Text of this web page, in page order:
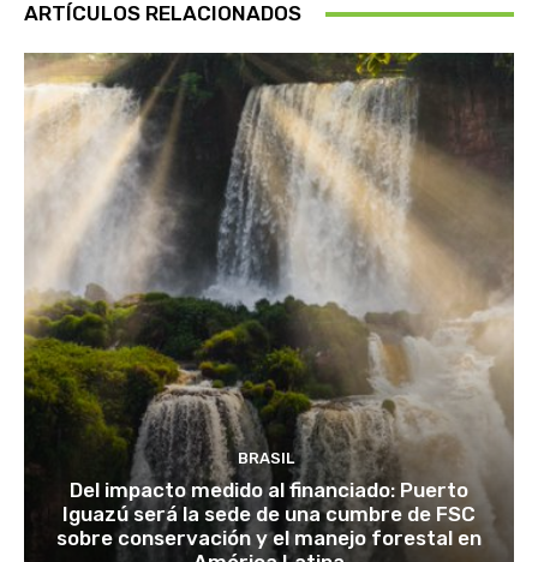
ARTÍCULOS RELACIONADOS
BRASIL
Del impacto medido al financiado: Puerto
Iguazú será la sede de una cumbre de FSC
sobre conservación y el manejo forestal en